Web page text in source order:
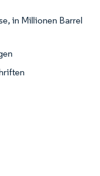
in Millionen Barrel